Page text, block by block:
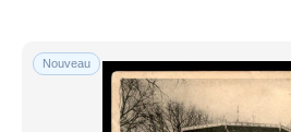
Nouveau